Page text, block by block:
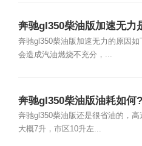
奔驰gl350柴油版加速无力
因?
奔驰gl350柴油版加速无力的原因如
会造成汽油燃烧不充分，...
奔驰gl350柴油版油耗如何?
奔驰gl350柴油版还是很省油的，高
大概7升，市区10升左...